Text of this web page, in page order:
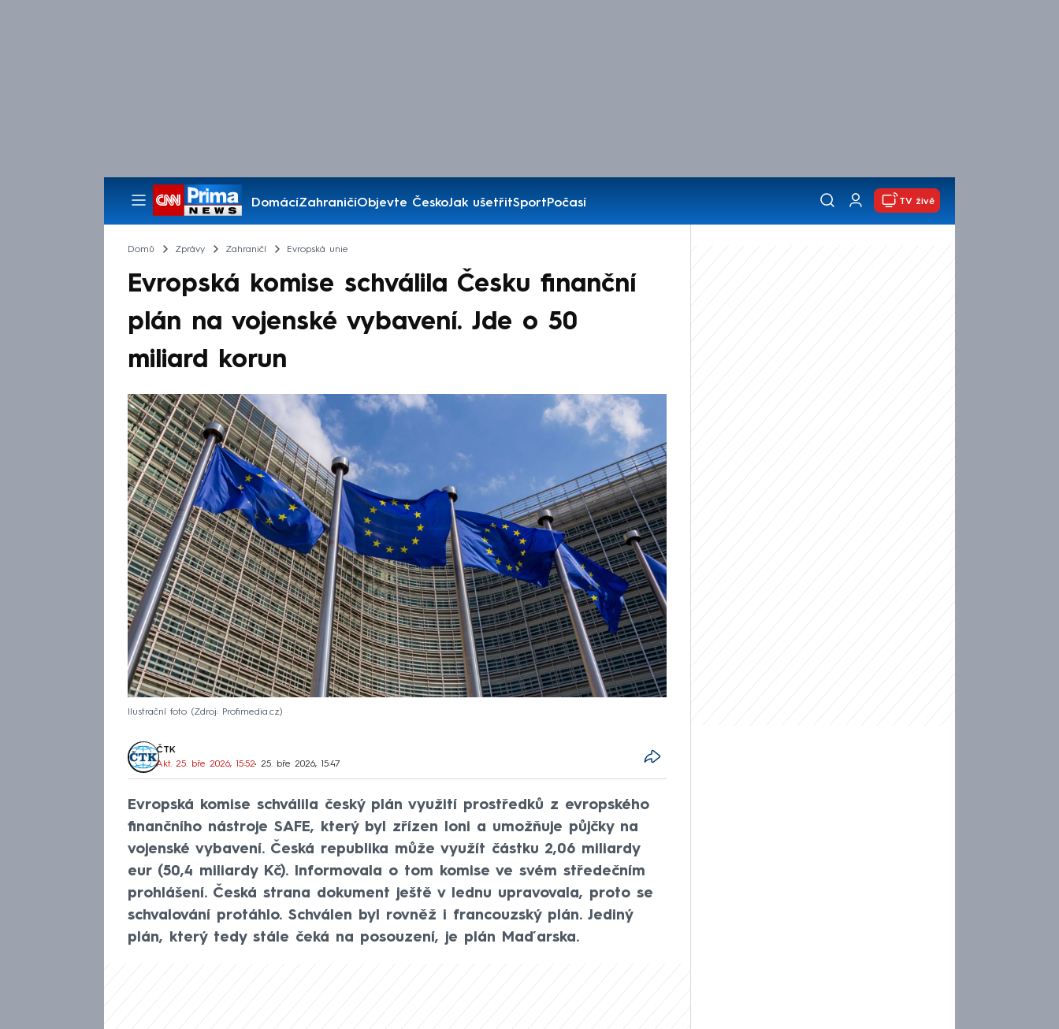
DomácíZahraničíObjevte ČeskoJak ušetřitSportPočasí
Pořady
TV živě
Domů Zprávy Zahraničí Evropská unie
Evropská komise schválila Česku finanční
plán na vojenské vybavení. Jde o 50
miliard korun
Ilustrační foto Zdroj: Profimedia.cz
ČTK
Akt. 25. bře 2026, 15:52• 25. bře 2026, 15:47
Evropská komise schválila český plán využití prostředků z evropského
finančního nástroje SAFE, který byl zřízen loni a umožňuje půjčky na
vojenské vybavení. Česká republika může využít částku 2,06 miliardy
eur (50,4 miliardy Kč). Informovala o tom komise ve svém středečním
prohlášení. Česká strana dokument ještě v lednu upravovala, proto se
schvalování protáhlo. Schválen byl rovněž i francouzský plán. Jediný
plán, který tedy stále čeká na posouzení, je plán Maďarska.